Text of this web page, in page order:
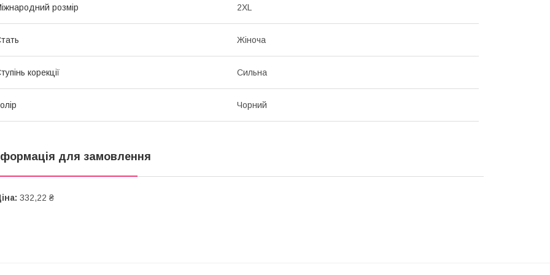
розмір 2XL
Жіноча
корекції Сильна
Чорний
для замовлення
332,22 ₴